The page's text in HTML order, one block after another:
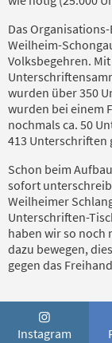
Das
Weilheim-
Volksbegehren.
wurden über 350
wurden bei einem
nochmals ca. 50
413 Unterschriften
Schon beim
sofort
Weilheimer
Unterschriften-
haben wir so noch
dazu bewegen,
gegen das
Instagram